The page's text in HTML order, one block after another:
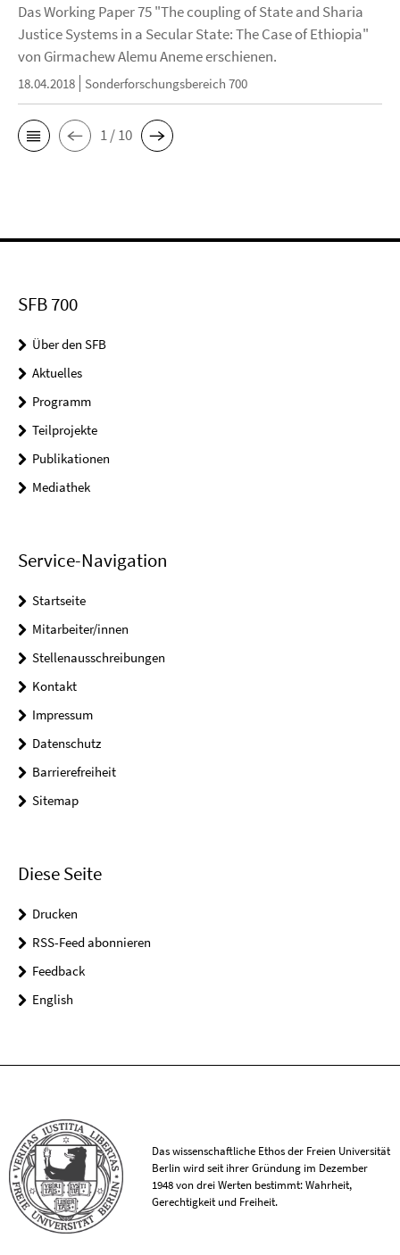
Das Working Paper 75 "The coupling of State and Sharia
Justice Systems in a Secular State: The Case of Ethiopia"
von Girmachew Alemu Aneme erschienen.
18.04.2018 Sonderforschungsbereich 700
1 / 10
SFB 700
Über den SFB
Aktuelles
Programm
Teilprojekte
Publikationen
Mediathek
Service-Navigation
Startseite
Mitarbeiter/innen
Stellenausschreibungen
Kontakt
Impressum
Datenschutz
Barrierefreiheit
Sitemap
Diese Seite
Drucken
RSS-Feed abonnieren
Feedback
English
Das wissenschaftliche Ethos der Freien Universität
Berlin wird seit ihrer Gründung im Dezember
1948 von drei Werten bestimmt: Wahrheit,
Gerechtigkeit und Freiheit.